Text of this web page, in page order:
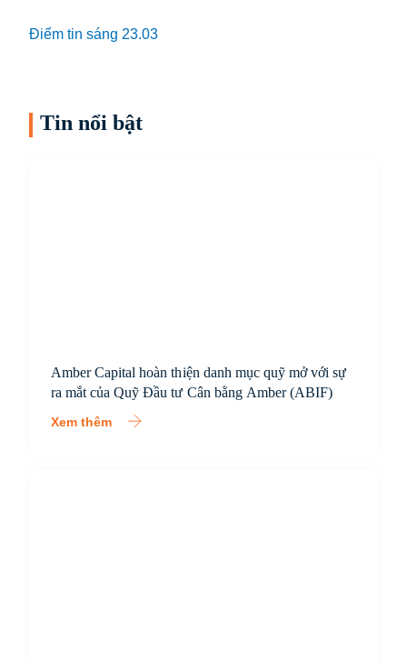
Điểm tin sáng 23.03
Tin nổi bật
Amber Capital hoàn thiện danh mục quỹ mở với sự
ra mắt của Quỹ Đầu tư Cân bằng Amber (ABIF)
Xem thêm